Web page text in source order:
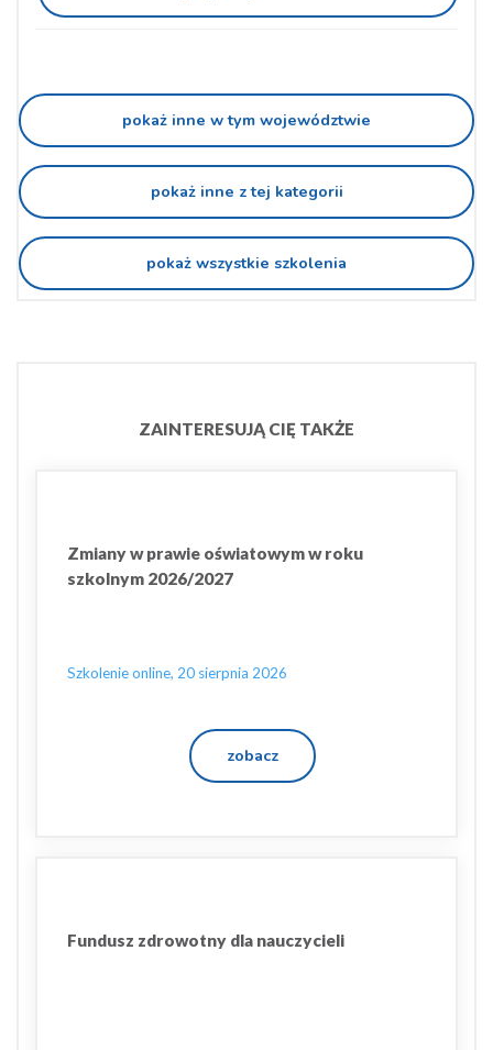
pokaż inne w tym województwie
pokaż inne z tej kategorii
pokaż wszystkie szkolenia
ZAINTERESUJĄ CIĘ TAKŻE
Zmiany w prawie oświatowym w roku
szkolnym 2026/2027
Szkolenie online, 20 sierpnia 2026
zobacz
Fundusz zdrowotny dla nauczycieli